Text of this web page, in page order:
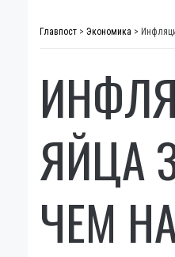
Главпост > Экономика >
ЯЙЦА
ЧЕМ